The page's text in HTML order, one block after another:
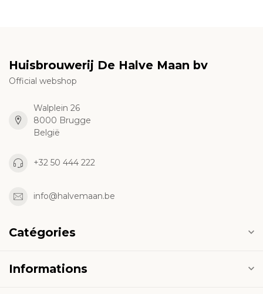
Huisbrouwerij De Halve Maan bv
Official webshop
Walplein 26
8000 Brugge
België
+32 50 444 222
info@halvemaan.be
Catégories
Informations